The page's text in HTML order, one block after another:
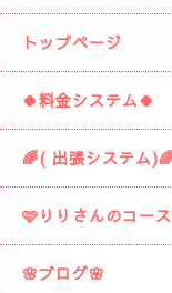
トップページ
🍀料金システム🍀
🌈( 出張システム
🩷りりさんのコー
🌸ブログ🌸